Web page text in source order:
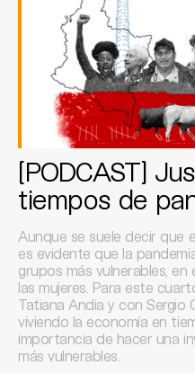
[PODCAST]
tiempos de
Aunque se suele decir que
es evidente que la
grupos más vulnerables,
las mujeres. Para este
Tatiana Andia y con
viviendo la economía en
importancia de hacer una
más vulnerables.